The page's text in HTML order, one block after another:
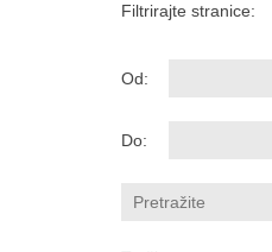
Filtrirajte stranice:
Od:
Do: